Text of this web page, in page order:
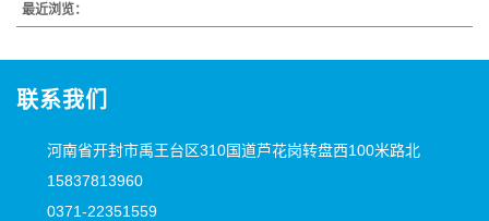
最近浏览：
联系我们
河南省开封市禹王台区310国道芦花岗转盘西100米路北
15837813960
0371-22351559